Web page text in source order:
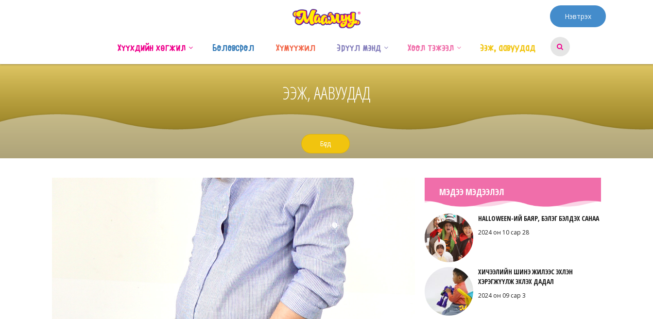
Нэвтрэх
Хүүхдийн хөгжил Боловсрол Хүмүүжил Эрүүл мэнд Хоол тэжээл Ээж, аавуудад
ЭЭЖ, ААВУУДАД
Бүгд
МЭДЭЭ МЭДЭЭЛЭЛ
HALLOWEEN-ИЙ БАЯР, БЭЛЭГ БЭЛДЭХ САНАА
2024 он 10 сар 28
ХИЧЭЭЛИЙН ШИНЭ ЖИЛЭЭС ЭХЛЭН
ХЭРЭГЖҮҮЛЖ ЭХЛЭХ ДАДАЛ
2024 он 09 сар 3